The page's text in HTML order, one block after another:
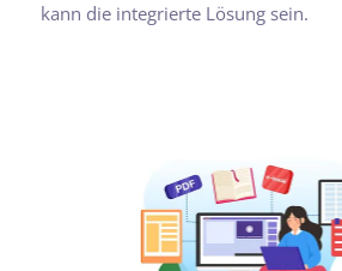
kann die integrierte Lösung sein.